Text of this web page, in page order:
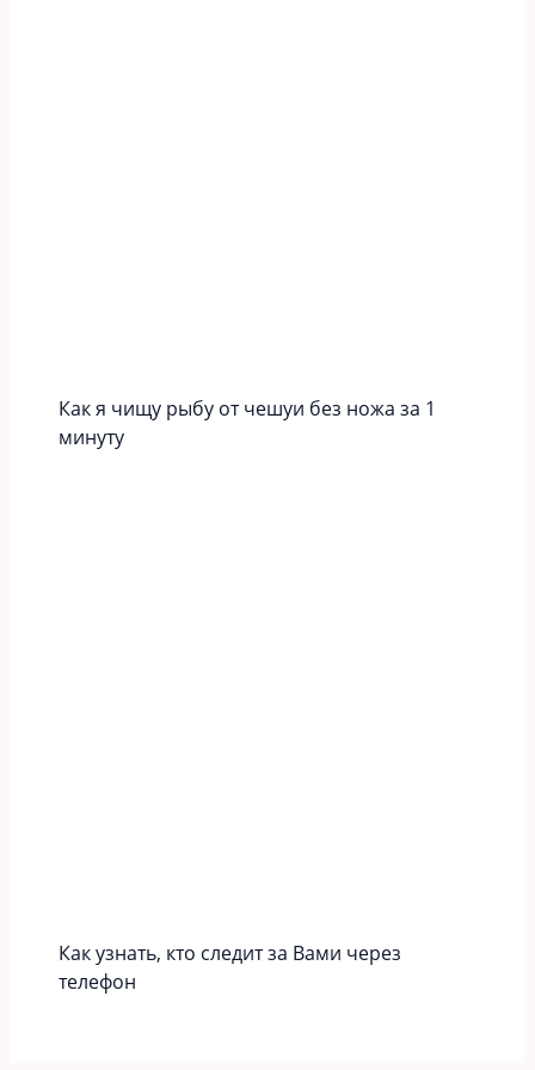
Как я чищу рыбу от чешуи без ножа за 1
минуту
Как узнать, кто следит за Вами через
телефон